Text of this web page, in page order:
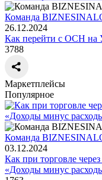
Команда
26.12.2024
Как перейти с ОСН
3788
Маркетплейсы
Популярное
Команда
03.12.2024
Как при торговле
«Доходы минус